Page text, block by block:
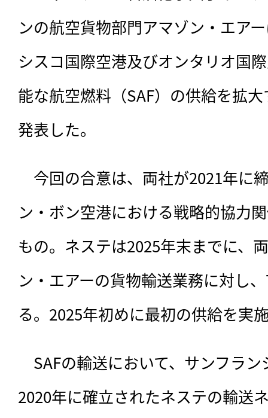
ンの航空貨物部門アマゾン・エア
シスコ国際空港及びオンタリオ国
能な航空燃料（SAF）の供給を拡
発表した。
今回の合意は、 両社が2021年に
ン・ボン空港における戦略的協力
もの。ネステは2025年末までに、
ン・エアーの貨物輸送業務に対し
る。2025年初めに最初の供給を実
SAFの輸送において、サンフラ
2020年に確立されたネステの輸送